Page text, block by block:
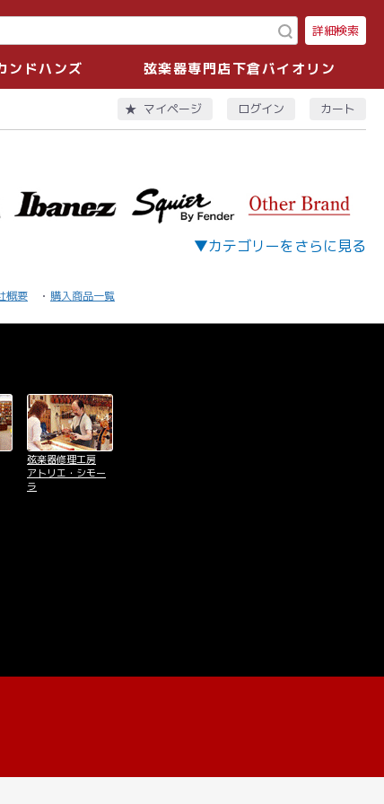
詳細検索
ンドハンズ 弦楽器専門店下倉バイオリン
マイページ ログイン カート
▼カテゴリーをさらに見る
概要 購入商品一覧
弦楽器修理工房
アトリエ・シモー
ラ